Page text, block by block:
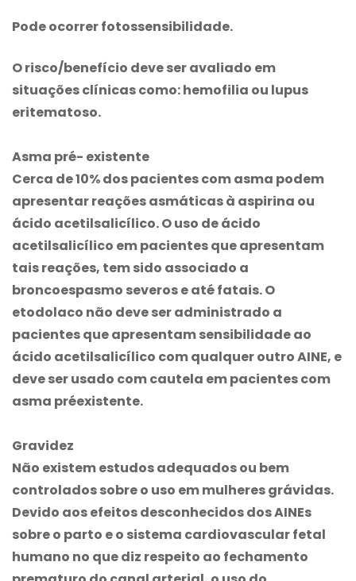
Pode ocorrer fotossensibilidade.
O risco/benefício deve ser avaliado em
situações clínicas como: hemofilia ou lupus
eritematoso.
Asma pré- existente
Cerca de 10% dos pacientes com asma podem
apresentar reações asmáticas à aspirina ou
ácido acetilsalicílico. O uso de ácido
acetilsalicílico em pacientes que apresentam
tais reações, tem sido associado a
broncoespasmo severos e até fatais. O
etodolaco não deve ser administrado a
pacientes que apresentam sensibilidade ao
ácido acetilsalicílico com qualquer outro AINE, e
deve ser usado com cautela em pacientes com
asma préexistente.
Gravidez
Não existem estudos adequados ou bem
controlados sobre o uso em mulheres grávidas.
Devido aos efeitos desconhecidos dos AINEs
sobre o parto e o sistema cardiovascular fetal
humano no que diz respeito ao fechamento